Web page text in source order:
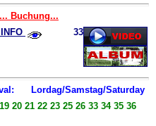
Buchung...
33
Lordag/Samstag/Saturday
20 21 22 23 25 26 33 34 35 36